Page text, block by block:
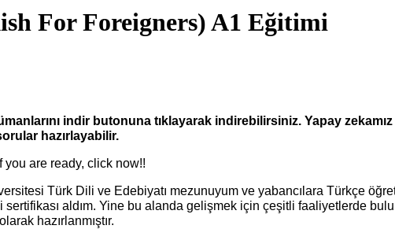
For Foreigners) A1 Eğitimi
indir butonuna tıklayarak indirebilirsiniz. Yapay
hazırlayabilir.
you are ready, click now!!
Türk Dili ve Edebiyatı mezunuyum ve yabancılara Türkçe
aldım. Yine bu alanda gelişmek için çeşitli faaliyetlerde
hazırlanmıştır.